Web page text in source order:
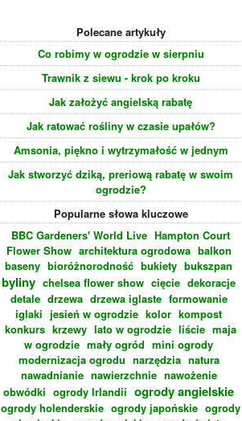
Polecane artykuły
Co robimy w ogrodzie w sierpniu
Trawnik z siewu - krok po kroku
Jak założyć angielską rabatę
Jak ratować rośliny w czasie upałów?
Amsonia, piękno i wytrzymałość w jednym
Jak stworzyć dziką, preriową rabatę w swoim
ogrodzie?
Popularne słowa kluczowe
BBC Gardeners' World Live Hampton Court
Flower Show architektura ogrodowa balkon
baseny bioróżnorodność bukiety bukszpan
byliny chelsea flower show cięcie dekoracje
detale drzewa drzewa iglaste formowanie
iglaki jesień w ogrodzie kolor kompost
konkurs krzewy lato w ogrodzie liście maja
w ogrodzie mały ogród mini ogrody
modernizacja ogrodu narzędzia natura
nawadnianie nawierzchnie nawożenie
obwódki ogrody Irlandii ogrody angielskie
ogrody holenderskie ogrody japońskie ogrody